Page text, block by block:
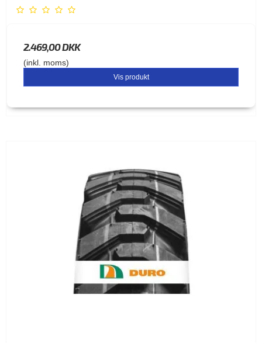
2.469,00 DKK
(inkl. moms)
Vis produkt